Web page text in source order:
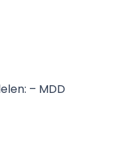
– MDD